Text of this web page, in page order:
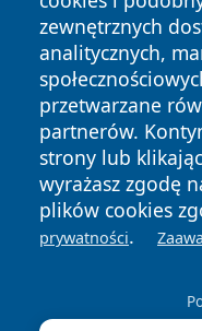
zewnętrznych
analitycznych,
przetwarzane
partnerów.
strony lub
wyrażasz zgodę
plików cookies
prywatności.
Copyright © 2026
zastrzeżone.
News Autorzy